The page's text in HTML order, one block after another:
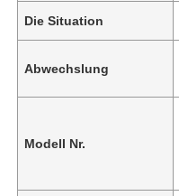
Die Situation
Abwechslung
Modell Nr.